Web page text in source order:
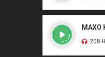
208